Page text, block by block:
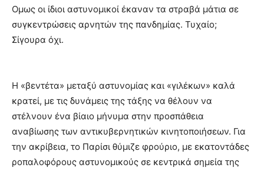
Ομως οι ίδιοι αστυνομικοί έκαναν τα στραβά μάτια σε
συγκεντρώσεις αρνητών της πανδημίας. Τυχαίο;
Σίγουρα όχι.
Η «βεντέτα» μεταξύ αστυνομίας και «γιλέκων» καλά
κρατεί, με τις δυνάμεις της τάξης να θέλουν να
στέλνουν ένα βίαιο μήνυμα στην προσπάθεια
αναβίωσης των αντικυβερνητικών κινητοποιήσεων. Για
την ακρίβεια, το Παρίσι θύμιζε φρούριο, με εκατοντάδες
ροπαλοφόρους αστυνομικούς σε κεντρικά σημεία της